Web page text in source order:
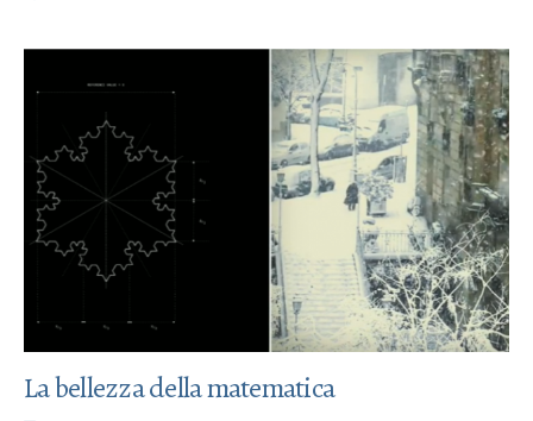
La bellezza della matematica